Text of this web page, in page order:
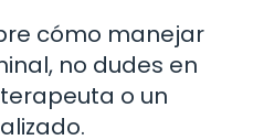
cómo manejar
no dudes en
o un